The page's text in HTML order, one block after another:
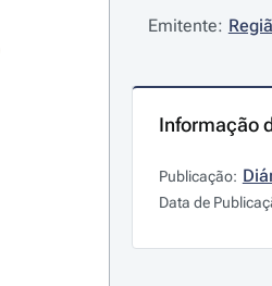
Emitente:
Informação
Publicação:
Data de